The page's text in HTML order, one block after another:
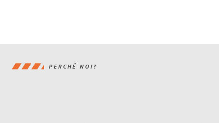
PERCHÉ NOI?